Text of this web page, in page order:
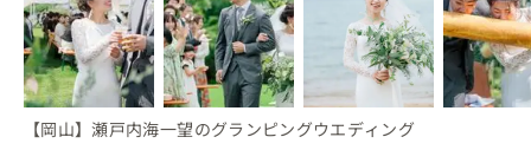
【岡山】瀬戸内海一望のグランピングウエディング